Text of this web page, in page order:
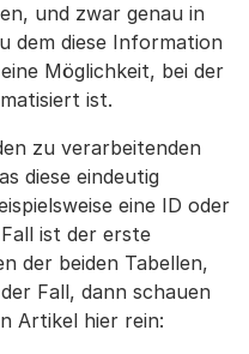
und zwar genau in
dem diese Information
Möglichkeit, bei der
ist.
zu verarbeitenden
diese eindeutig
eine ID oder
ist der erste
der beiden Tabellen,
Fall, dann schauen
Artikel hier rein: